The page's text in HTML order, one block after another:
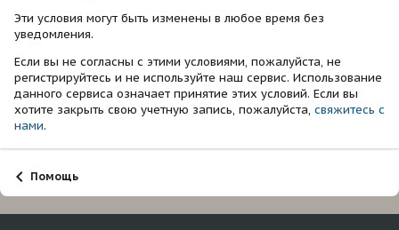
Эти условия могут быть изменены в любое время без
уведомления.
Если вы не согласны с этими условиями, пожалуйста, не
регистрируйтесь и не используйте наш сервис. Использование
данного сервиса означает принятие этих условий. Если вы
хотите закрыть свою учетную запись, пожалуйста, свяжитесь с
нами.
Помощь